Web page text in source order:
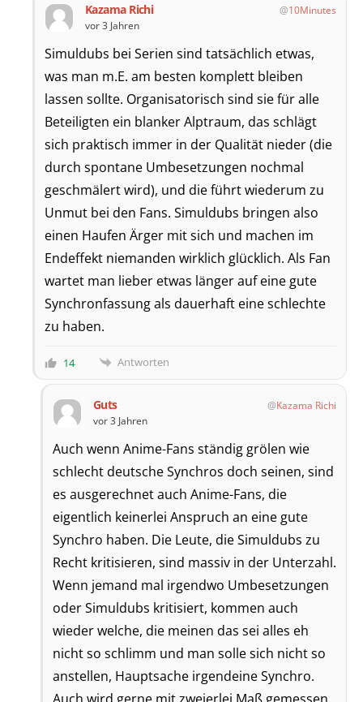
Kazama Richi
10Minutes
vor 3 Jahren
Simuldubs bei Serien sind tatsächlich etwas,
was man m.E. am besten komplett bleiben
lassen sollte. Organisatorisch sind sie für alle
Beteiligten ein blanker Alptraum, das schlägt
sich praktisch immer in der Qualität nieder (die
durch spontane Umbesetzungen nochmal
geschmälert wird), und die führt wiederum zu
Unmut bei den Fans. Simuldubs bringen also
einen Haufen Ärger mit sich und machen im
Endeffekt niemanden wirklich glücklich. Als Fan
wartet man lieber etwas länger auf eine gute
Synchronfassung als dauerhaft eine schlechte
zu haben.
14 Antworten
Guts
Kazama Richi
vor 3 Jahren
Auch wenn Anime-Fans ständig grölen wie
schlecht deutsche Synchros doch seinen, sind
es ausgerechnet auch Anime-Fans, die
eigentlich keinerlei Anspruch an eine gute
Synchro haben. Die Leute, die Simuldubs zu
Recht kritisieren, sind massiv in der Unterzahl.
Wenn jemand mal irgendwo Umbesetzungen
oder Simuldubs kritisiert, kommen auch
wieder welche, die meinen das sei alles eh
nicht so schlimm und man solle sich nicht so
anstellen, Hauptsache irgendeine Synchro.